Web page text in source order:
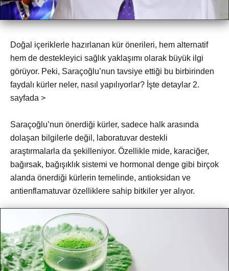
Doğal içeriklerle hazırlanan kür önerileri, hem alternatif
hem de destekleyici sağlık yaklaşımı olarak büyük ilgi
görüyor. Peki, Saraçoğlu’nun tavsiye ettiği bu birbirinden
faydalı kürler neler, nasıl yapılıyorlar? İşte detaylar 2.
sayfada >
Saraçoğlu’nun önerdiği kürler, sadece halk arasında
dolaşan bilgilerle değil, laboratuvar destekli
araştırmalarla da şekilleniyor. Özellikle mide, karaciğer,
bağırsak, bağışıklık sistemi ve hormonal denge gibi birçok
alanda önerdiği kürlerin temelinde, antioksidan ve
antienflamatuvar özelliklere sahip bitkiler yer alıyor.